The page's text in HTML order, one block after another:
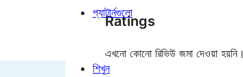
Ratings
এখনো কোনো রিভিউ জমা দেওয়া হয়নি।
প্যাটার্নগুলো
শিখুন